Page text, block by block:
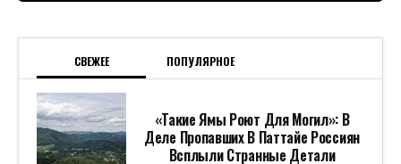
СВЕЖЕЕ ПОПУЛЯРНОЕ
«Такие Ямы Роют Для Могил»: В
Деле Пропавших В Паттайе Россиян
Всплыли Странные Детали